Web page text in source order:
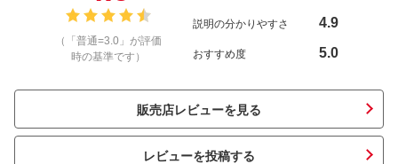
（「普通=3.0」が評価
時の基準です）
説明の分かりやすさ 4.9
おすすめ度 5.0
販売店レビューを見る
レビューを投稿する